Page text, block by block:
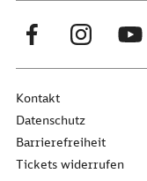
Kontakt
Datenschutz
Barrierefreiheit
Tickets widerrufen